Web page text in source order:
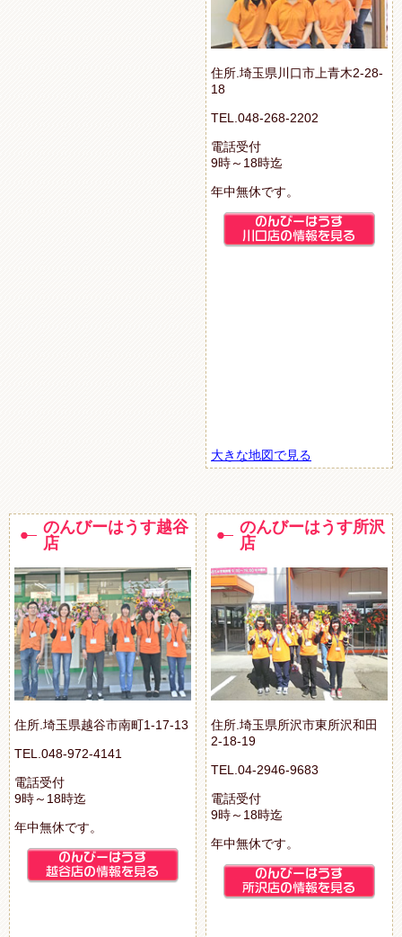
住所.埼玉県川口市上青木2-28-
18
TEL.048-268-2202
電話受付
9時～18時迄
年中無休です。
大きな地図で見る
のんびーはうす越谷
店
住所.埼玉県越谷市南町1-17-13
TEL.048-972-4141
電話受付
9時～18時迄
年中無休です。
のんびーはうす所沢
店
住所.埼玉県所沢市東所沢和田
2-18-19
TEL.04-2946-9683
電話受付
9時～18時迄
年中無休です。